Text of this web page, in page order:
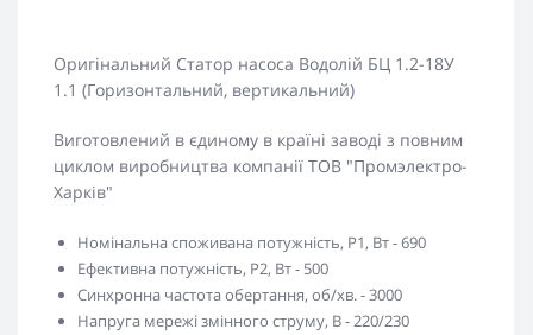
Оригінальний Статор насоса Водолій БЦ 1.2-18У
1.1 (Горизонтальний, вертикальний)
Виготовлений в єдиному в країні заводі з повним
циклом виробництва компанії ТОВ "Промэлектро-
Харків"
Номінальна споживана потужність, Р1, Вт - 690
Ефективна потужність, Р2, Вт - 500
Синхронна частота обертання, об/хв. - 3000
Напруга мережі змінного струму, В - 220/230